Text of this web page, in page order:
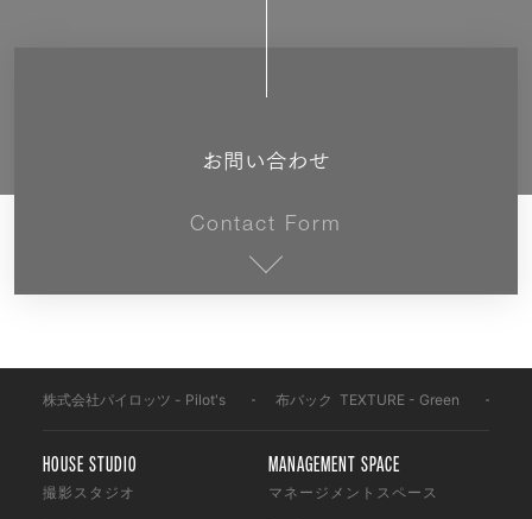
お問い合わせ
Contact Form
株式会社パイロッツ - Pilot's 布バック TEXTURE - Green
HOUSE STUDIO
撮影スタジオ
MANAGEMENT SPACE
マネージメントスペース